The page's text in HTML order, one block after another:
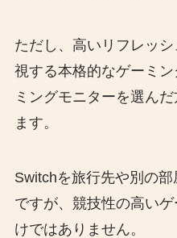
ただし、高いリフレッ
視する本格的なゲーミ
ミングモニターを選ん
ます。
Switchを旅行先や別の
ですが、競技性の高い
けではありません。